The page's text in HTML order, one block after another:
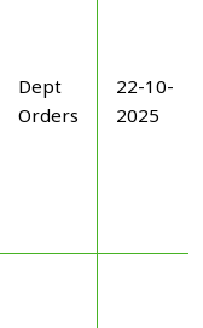
Dept
Orders
22-10-
2025